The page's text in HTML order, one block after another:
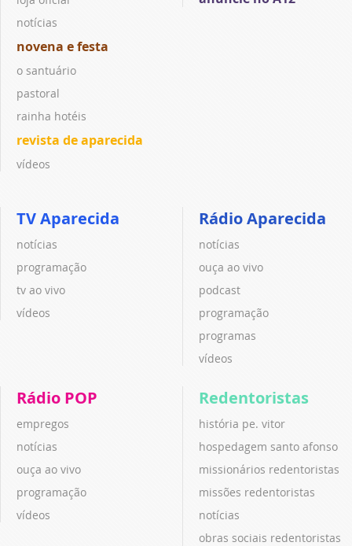
notícias
novena e festa
o santuário
pastoral
rainha hotéis
revista de aparecida
vídeos
TV Aparecida
notícias
programação
tv ao vivo
vídeos
Rádio Aparecida
notícias
ouça ao vivo
podcast
programação
programas
vídeos
Rádio POP
empregos
notícias
ouça ao vivo
programação
vídeos
Redentoristas
história pe. vitor
hospedagem santo afonso
missionários redentoristas
missões redentoristas
notícias
obras sociais redentoristas